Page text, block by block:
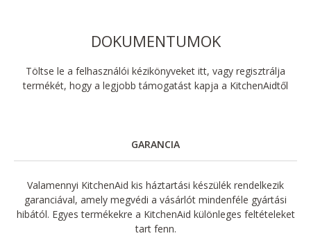
DOKUMENTUMOK
Töltse le a felhasználói kézikönyveket itt, vagy regisztrálja
termékét, hogy a legjobb támogatást kapja a KitchenAidtől
GARANCIA
Valamennyi KitchenAid kis háztartási készülék rendelkezik
garanciával, amely megvédi a vásárlót mindenféle gyártási
hibától. Egyes termékekre a KitchenAid különleges feltételeket
tart fenn.